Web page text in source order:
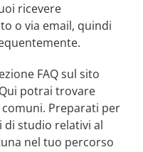
ricevere
o via email, quindi
FAQ sul sito
potrai trovare
Preparati per
di studio relativi al
nel tuo percorso